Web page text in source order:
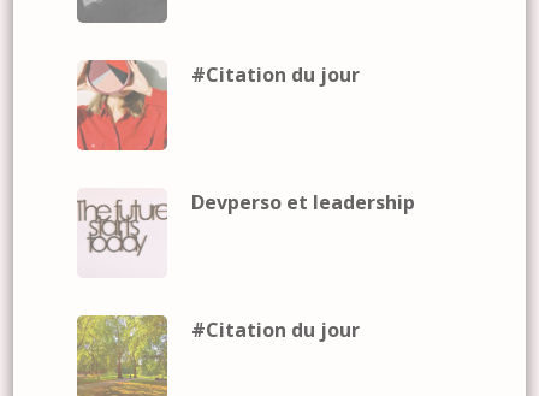
#Citation du jour
Devperso et leadership
#Citation du jour